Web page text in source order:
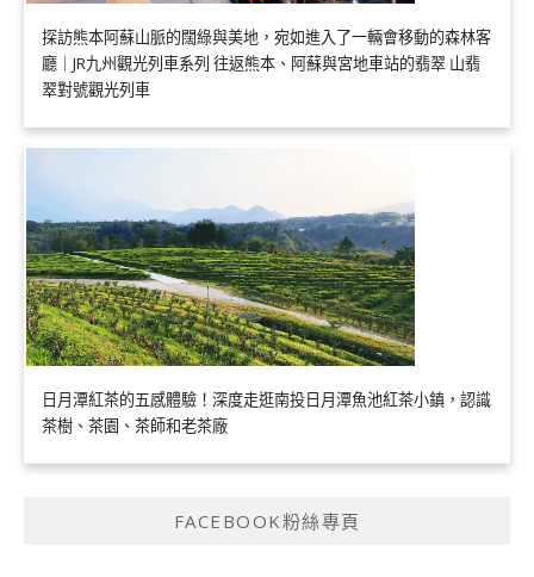
探訪熊本阿蘇山脈的闊綠與美地，宛如進入了一輛會移動的森林客
廳｜JR九州觀光列車系列 往返熊本、阿蘇與宮地車站的翡翠 山翡
翠對號觀光列車
日月潭紅茶的五感體驗！深度走逛南投日月潭魚池紅茶小鎮，認識
茶樹、茶園、茶師和老茶廠
FACEBOOK粉絲專頁